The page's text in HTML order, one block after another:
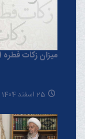
میزان زکات
25 اسفند 1404